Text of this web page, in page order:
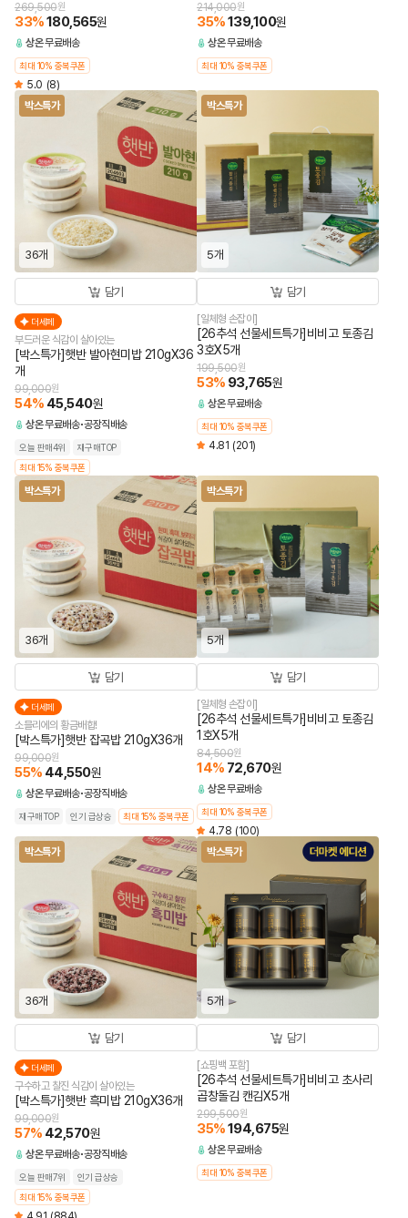
269,500원
33%180,565원
상온무료배송
최대 10% 중복쿠폰
5.0 (8)
214,000원
35%139,100원
상온무료배송
최대 10% 중복쿠폰
박스특가
36개
담기
더세페
부드러운 식감이 살아있는
[박스특가]햇반 발아현미밥 210gX36
개
99,000원
54% 45,540원
상온무료배송 공장직배송
오늘 판매4위
재구매TOP
최대 15% 중복쿠폰
박스특가
5개
담기
[일체형 손잡이]
[26추석 선물세트특가]비비고 토종김
3호X5개
199,500원
53% 93,765원
상온무료배송
최대 10% 중복쿠폰
4.81 (201)
박스특가
36개
담기
더세페
소믈리에의 황금배합!
[박스특가]햇반 잡곡밥 210gX36개
99,000원
55% 44,550원
상온무료배송 공장직배송
재구매TOP 인기 급상승 최대 15% 중복쿠폰
박스특가
5개
담기
[일체형 손잡이]
[26추석 선물세트특가]비비고 토종김
1호X5개
84,500원
14% 72,670원
상온무료배송
최대 10% 중복쿠폰
4.78 (100)
박스특가
36개
담기
더세페
구수하고 찰진 식감이 살아있는
[박스특가]햇반 흑미밥 210gX36개
99,000원
57% 42,570원
상온무료배송 공장직배송
오늘 판매7위
인기 급상승
최대 15% 중복쿠폰
박스특가
5개
담기
[쇼핑백 포함]
[26추석 선물세트특가]비비고 초사리
곱창돌김 캔김X5개
299,500원
35%194,675원
상온무료배송
최대 10% 중복쿠폰